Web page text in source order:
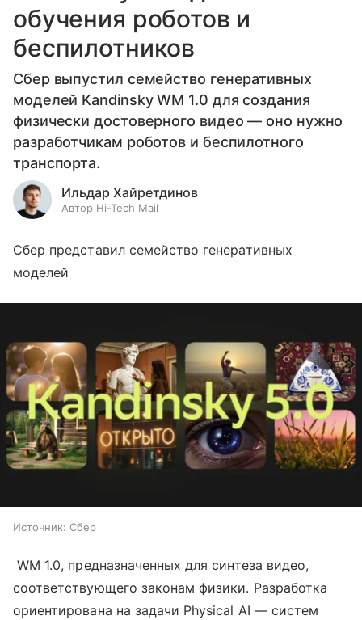
обучения роботов и
беспилотников
Сбер выпустил семейство генеративных
моделей Kandinsky WM 1.0 для создания
физически достоверного видео — оно нужно
разработчикам роботов и беспилотного
транспорта.
Ильдар Хайретдинов
Автор Hi-Tech Mail
Сбер представил семейство генеративных
моделей
Источник: Сбер
WM 1.0, предназначенных для синтеза видео,
соответствующего законам физики. Разработка
ориентирована на задачи Physical AI — систем